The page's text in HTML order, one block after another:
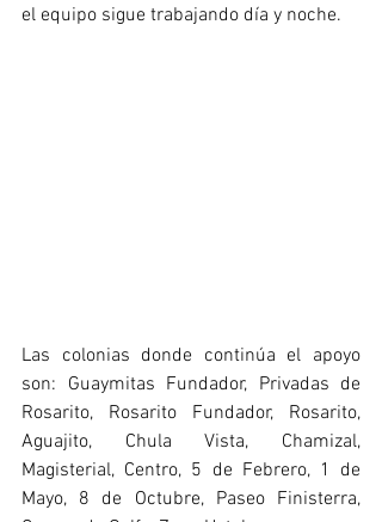
el equipo sigue trabajando día y noche.
Las colonias donde continúa el apoyo
son: Guaymitas Fundador, Privadas de
Rosarito, Rosarito Fundador, Rosarito,
Aguajito, Chula Vista, Chamizal,
Magisterial, Centro, 5 de Febrero, 1 de
Mayo, 8 de Octubre, Paseo Finisterra,